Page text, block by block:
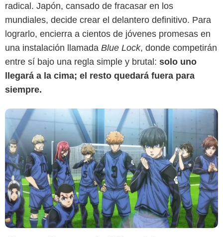
radical. Japón, cansado de fracasar en los
mundiales, decide crear el delantero definitivo. Para
lograrlo, encierra a cientos de jóvenes promesas en
una instalación llamada Blue Lock, donde competirán
entre sí bajo una regla simple y brutal: solo uno
llegará a la cima; el resto quedará fuera para
siempre.